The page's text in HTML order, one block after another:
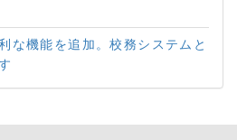
な機能を追加。校務システムと